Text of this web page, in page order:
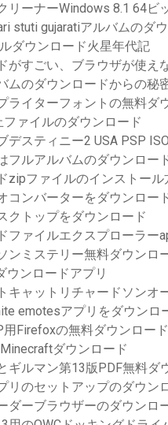
リーナーWindows 8.1 64ビ
stuti gujaratiアルバムのダ
ダウンロード火星年代記
がすごい、ブラウザが使え
ムのダウンロードからの秘
ライターフォントの無料ダ
ァイルのダウンロード
デスティニー2 USA PSP
フルアルバムのダウンロー
zipファイルのインストール
コンバーターをダウンロー
クトップをダウンロード
ファイルエクスプローラー
ンミステリー無料ダウンロ
ウンロードアプリ
キャットリチャードソンオ
emotesアプリをダウンロ
用Firefoxの無料ダウンロード
ダウンロード
ギルマン第13版PDF無料ダ
リのセットアップのダウン
ダーブラウザーのダウンロ